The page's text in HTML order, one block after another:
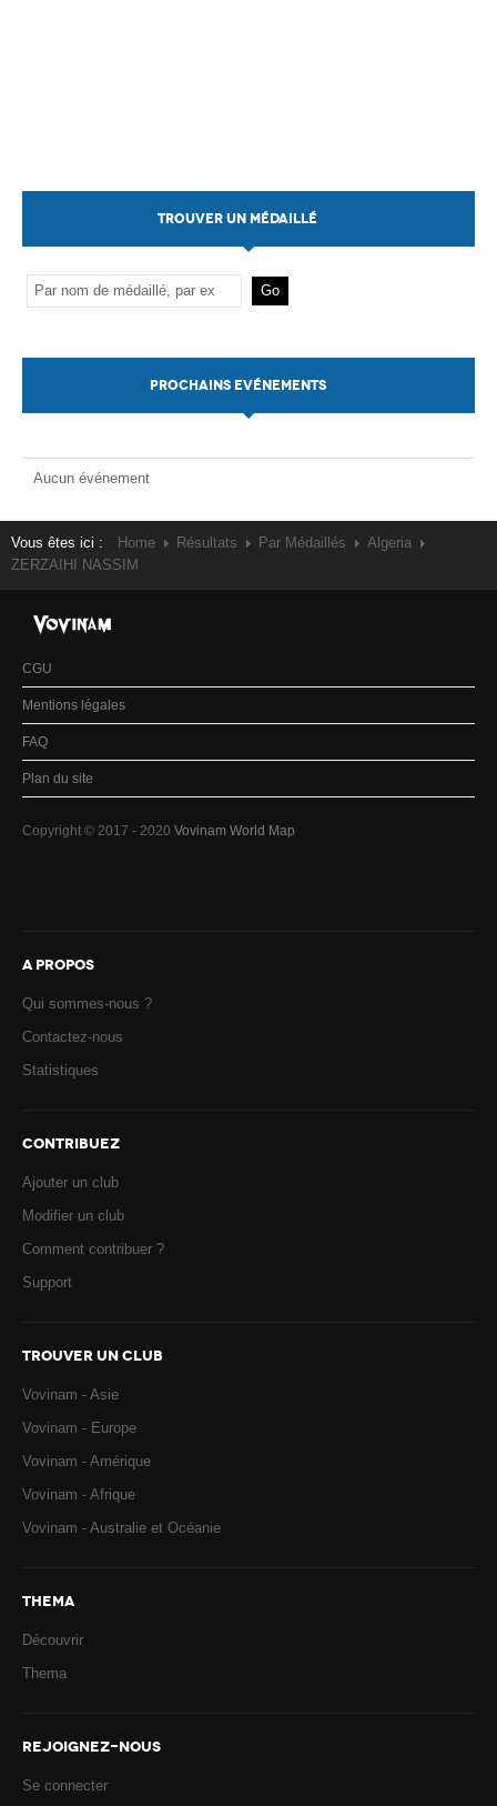
TROUVER UN MÉDAILLÉ
PROCHAINS EVÉNEMENTS
Aucun événement
Vous êtes ici : Home Résultats Par Médaillés
Algeria
ZERZAIHI NASSIM
CGU
Mentions légales
FAQ
Plan du site
Copyright © 2017 - 2020 Vovinam World Map
A PROPOS
Qui sommes-nous ?
Contactez-nous
Statistiques
CONTRIBUEZ
Ajouter un club
Modifier un club
Comment contribuer ?
Support
TROUVER UN CLUB
Vovinam - Asie
Vovinam - Europe
Vovinam - Amérique
Vovinam - Afrique
Vovinam - Australie et Océanie
THEMA
Découvrir
Thema
REJOIGNEZ-NOUS
Se connecter